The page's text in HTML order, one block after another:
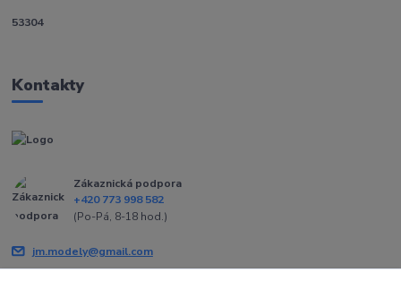
53304
Kontakty
Zákaznická podpora
+420 773 998 582
(Po-Pá, 8-18 hod.)
jm.modely@gmail.com